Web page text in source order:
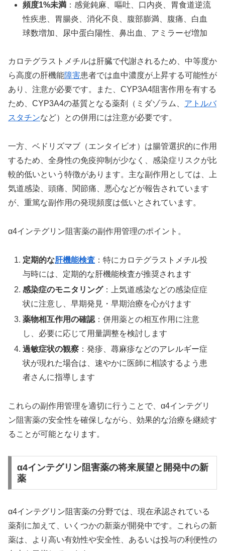
頻度1%未満 ：感覚鈍麻、嘔吐、口内炎、胃食道逆流
性疾患、胃腸炎、消化不良、腹部膨満、腹痛、白血
球数増加、尿中蛋白陽性、鼻出血、アミラーゼ増加
カロテグラストメチルは肝臓で代謝されるため、中等度か
ら高度の肝機能障害患者では血中濃度が上昇する可能性が
あり、注意が必要です。また、CYP3A4阻害作用を有する
ため、CYP3A4の基質となる薬剤（ミダゾラム、 アトルバ
スタチンなど）との併用には注意が必要です。
一方、ベドリズマブ（エンタイビオ）は腸管選択的に作用
するため、全身性の免疫抑制が少なく、感染症リスクが比
較的低いという特徴があります。主な副作用としては、上
気道感染、頭痛、関節痛、悪心などが報告されています
が、重篤な副作用の発現頻度は低いとされています。
α4インテグリン阻害薬の副作用管理のポイント。
定期的な肝機能検査 ：特にカロテグラストメチル投
与時には、定期的な肝機能検査が推奨されます
感染症のモニタリング：上気道感染などの感染症症
状に注意し、早期発見・早期治療を心がけます
薬物相互作用の確認 ：併用薬との相互作用に注意
し、必要に応じて用量調整を検討します
過敏症状の観察 ：発疹、蕁麻疹などのアレルギー症
状が現れた場合は、速やかに医師に相談するよう患
者さんに指導します
これらの副作用管理を適切に行うことで、α4インテグリ
ン阻害薬の安全性を確保しながら、効果的な治療を継続す
ることが可能となります。
α4インテグリン阻害薬の将来展望と開発中の新
薬
α4インテグリン阻害薬の分野では、現在承認されている
薬剤に加えて、いくつかの新薬が開発中です。これらの新
薬は、より高い有効性や安全性、あるいは投与の利便性の